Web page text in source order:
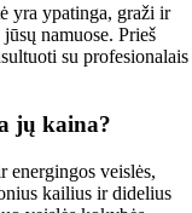
yra ypatinga, graži ir
namuose. Prieš
su profesionalais
jų kaina?
energingos veislės,
kailius ir didelius